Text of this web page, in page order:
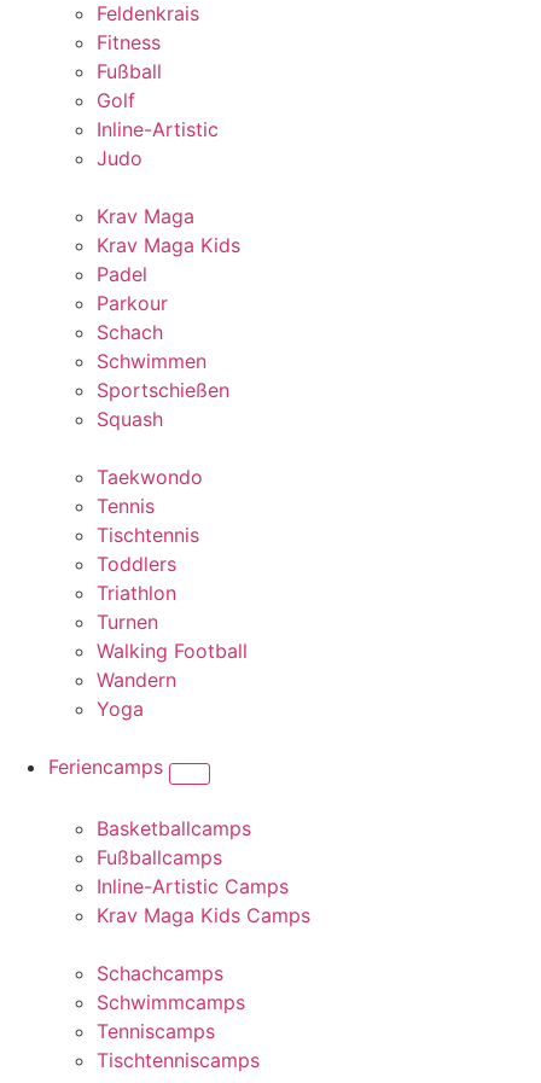
Feldenkrais
Fitness
Fußball
Golf
Inline-Artistic
Judo
Krav Maga
Krav Maga Kids
Padel
Parkour
Schach
Schwimmen
Sportschießen
Squash
Taekwondo
Tennis
Tischtennis
Toddlers
Triathlon
Turnen
Walking Football
Wandern
Yoga
Feriencamps
Basketballcamps
Fußballcamps
Inline-Artistic Camps
Krav Maga Kids Camps
Schachcamps
Schwimmcamps
Tenniscamps
Tischtenniscamps